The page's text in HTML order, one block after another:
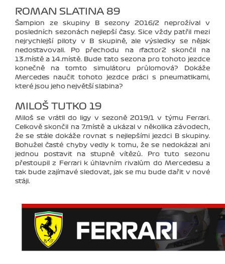
ROMAN SLATINA 89
Šampion ze skupiny B sezony 2016/2 neprožíval v
posledních sezonách nejlepší časy. Sice vždy patřil mezi
nejrychlejší piloty v B skupině, ale výsledky se nějak
nedostavovali. Po přechodu na rfactor2 skončil na
13.místě a 14.místě. Bude tato sezona pro tohoto jezdce
konečně na tomto simulátoru průlomová? Dokáže
Mercedes naučit tohoto jezdce práci s pneumatikami,
které jsou jeho největší slabina?
MILOŠ TUTKO 19
Miloš se vrátil do ligy v sezoně 2019/1 v týmu Ferrari.
Celkově skončil na 7.místě a ukázal v několika závodech,
že se stále dokáže rovnat s nejlepšími jezdci B skupiny.
Bohužel časté chyby vedly k tomu, že se nedokázal ani
jednou postavit na stupně vítězů. Pro tuto sezonu
přestoupil z Ferrari k úhlavním rivalům do Mercedesu a
tak bude zajímavé sledovat, jak se mu bude dařit v nové
stáji.